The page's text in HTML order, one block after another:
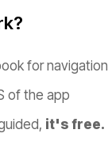
for navigation
of the app
it's free.